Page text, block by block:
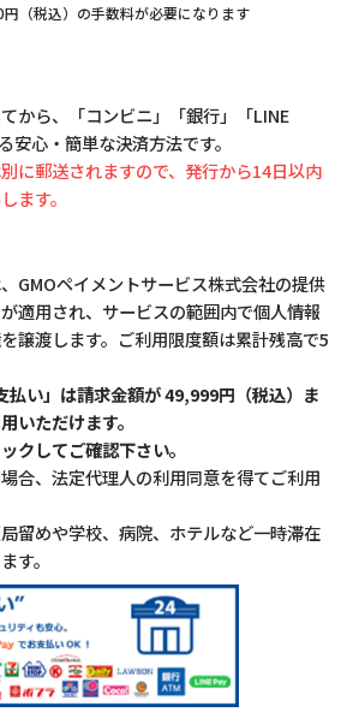
（税込）の手数料が必要になります
から、「コンビニ」「銀行」「LINE
安心・簡単な決済方法です。
に郵送されますので、発行から14日以内
ます。
GMOペイメントサービス株式会社の提供
適用され、サービスの範囲内で個人情報
譲渡します。ご利用限度額は累計残高で5
払い」は請求金額が 49,999円（税込）ま
いただけます。
クしてご確認下さい。
合、法定代理人の利用同意を得てご利用
留めや学校、病院、ホテルなど一時滞在
す。